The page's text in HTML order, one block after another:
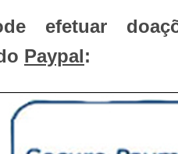
efetuar
Paypal: